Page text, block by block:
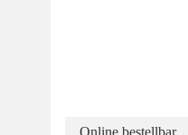
Online bestellbar